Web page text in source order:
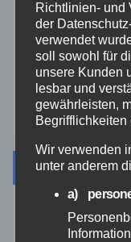
Video
Westerwald
Zoll
Archiv
August 2026
Richtlinien- und
der
verwendet
soll sowohl für
unsere Kunden
lesbar und
gewährleisten,
Begrifflichkeiten
Wir verwenden
unter anderem
a)